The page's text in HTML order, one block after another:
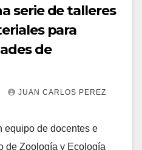
serie de talleres
para
de
JUAN CARLOS PEREZ
equipo de docentes e
de Zoología y Ecología